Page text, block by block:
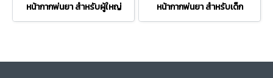
หน้ากากพ่นยา สำหรับผู้ใหญ่ หน้ากากพ่นยา สำหรับเด็ก